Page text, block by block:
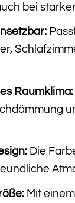
bei
Raumklima:
Die
Mit